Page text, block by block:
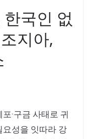
국인 없
지아,
·구금 사태로 귀
요성을 잇따라 강